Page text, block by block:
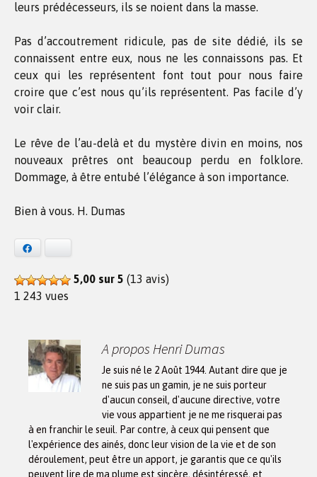
leurs prédécesseurs, ils se noient dans la masse.
Pas d’accoutrement ridicule, pas de site dédié, ils se
connaissent entre eux, nous ne les connaissons pas. Et
ceux qui les représentent font tout pour nous faire
croire que c’est nous qu’ils représentent. Pas facile d’y
voir clair.
Le rêve de l’au-delà et du mystère divin en moins, nos
nouveaux prêtres ont beaucoup perdu en folklore.
Dommage, à être entubé l’élégance à son importance.
Bien à vous. H. Dumas
5,00 sur 5 (13 avis)
1 243 vues
A propos Henri Dumas
Je suis né le 2 Août 1944. Autant dire que je
ne suis pas un gamin, je ne suis porteur
d'aucun conseil, d'aucune directive, votre
vie vous appartient je ne me risquerai pas
à en franchir le seuil. Par contre, à ceux qui pensent que
l'expérience des ainés, donc leur vision de la vie et de son
déroulement, peut être un apport, je garantis que ce qu'ils
peuvent lire de ma plume est sincère, désintéressé, et